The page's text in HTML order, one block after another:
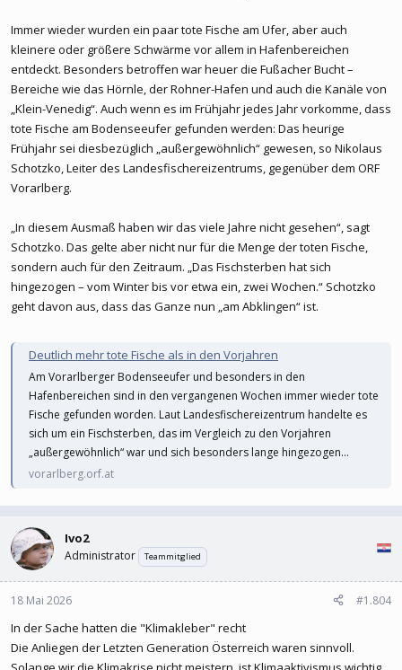
Immer wieder wurden ein paar tote Fische am Ufer, aber auch
kleinere oder größere Schwärme vor allem in Hafenbereichen
entdeckt. Besonders betroffen war heuer die Fußacher Bucht –
Bereiche wie das Hörnle, der Rohner-Hafen und auch die Kanäle von
„Klein-Venedig“. Auch wenn es im Frühjahr jedes Jahr vorkomme, dass
tote Fische am Bodenseeufer gefunden werden: Das heurige
Frühjahr sei diesbezüglich „außergewöhnlich“ gewesen, so Nikolaus
Schotzko, Leiter des Landesfischereizentrums, gegenüber dem ORF
Vorarlberg.
„In diesem Ausmaß haben wir das viele Jahre nicht gesehen“, sagt
Schotzko. Das gelte aber nicht nur für die Menge der toten Fische,
sondern auch für den Zeitraum. „Das Fischsterben hat sich
hingezogen – vom Winter bis vor etwa ein, zwei Wochen.“ Schotzko
geht davon aus, dass das Ganze nun „am Abklingen“ ist.
Deutlich mehr tote Fische als in den Vorjahren
Am Vorarlberger Bodenseeufer und besonders in den
Hafenbereichen sind in den vergangenen Wochen immer wieder tote
Fische gefunden worden. Laut Landesfischereizentrum handelte es
sich um ein Fischsterben, das im Vergleich zu den Vorjahren
„außergewöhnlich“ war und sich besonders lange hingezogen...
vorarlberg.orf.at
Ivo2
Administrator Teammitglied
18 Mai 2026 #1.804
In der Sache hatten die "Klimakleber" recht
Die Anliegen der Letzten Generation Österreich waren sinnvoll.